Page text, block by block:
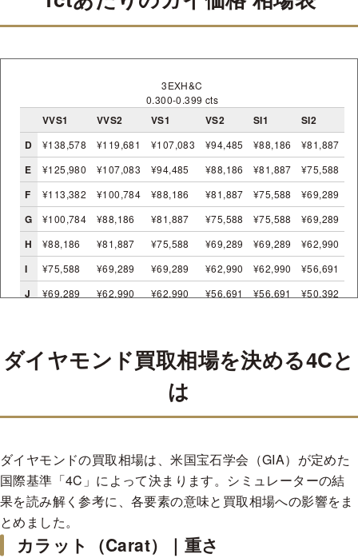
3EXH&C
VVS1 VVS2 VS1 VS2 SI1 SI2
0.300-0.399 cts
D ¥138,578 ¥119,681 ¥107,083 ¥94,485 ¥88,186 ¥81,887
E ¥125,980 ¥107,083 ¥94,485 ¥88,186 ¥81,887 ¥75,588
F ¥113,382 ¥100,784 ¥88,186 ¥81,887 ¥75,588 ¥69,289
G ¥100,784 ¥88,186 ¥81,887 ¥75,588 ¥75,588 ¥69,289
H ¥88,186 ¥81,887 ¥75,588 ¥69,289 ¥69,289 ¥62,990
I ¥75,588 ¥69,289 ¥69,289 ¥62,990 ¥62,990 ¥56,691
J ¥69,289 ¥62,990 ¥62,990 ¥56,691 ¥56,691 ¥50,392
EXH&C
VS1
0.300-0.399 cts
D ¥133,349 ¥115,165 ¥103,042 ¥90,920 ¥84,858 ¥78,797
¥109,104 ¥96,981 ¥84,858 ¥78,797 ¥72,736 ¥66,674
G ¥96,981 ¥84,858 ¥78,797 ¥72,736 ¥72,736 ¥66,674
H ¥84,858
I ¥72,736 ¥66,674 ¥66,674 ¥60,613
ダイヤモンド買取相場を決める4Cと
は
ダイヤモンドの買取相場は、米国宝石学会（GIA）が定めた
国際基準「4C」によって決まります。シミュレーターの結
果を読み解く参考に、各要素の意味と買取相場への影響をま
とめました。
カラット（Carat）｜重さ